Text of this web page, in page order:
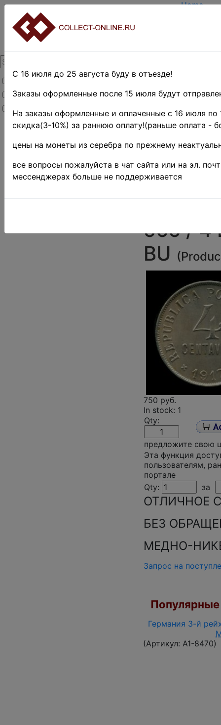
Товары со скидкой
Товары в наличии
Новинки
Home
TERMS
Home»
»Coins»
Иностранные
монеты»
Europe»
566 / 4
BU (
750 руб.
In stock: 1
Qty:
предложите свою
Эта функция
пользователям,
портале
Qty:
за
ОТЛИЧНОЕ
БЕЗ
МЕДНО-
Запрос на
Германия 3-й
(Артикул: A1-8470)
С 16 июля до 25 августа буду в отъезде!
Заказы оформленные после 15 июля будут
На заказы оформленные и оплаченные с 16 июля по
скидка(3-10%) за раннюю оплату!(раньше оплата -
цены на монеты из серебра по прежнему
все вопросы пожалуйста в чат сайта или на эл.
мессенджерах больше не поддерживается